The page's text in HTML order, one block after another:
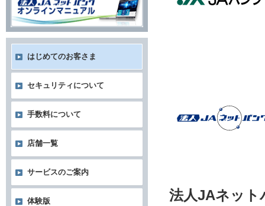
法人JAネット
はじめてのお客さま
セキュリティについて
手数料について
店舗一覧
サービスのご案内
体験版